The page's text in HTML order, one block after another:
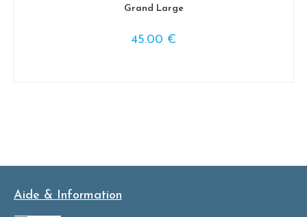
Grand Large
45.00 €
Aide & Information